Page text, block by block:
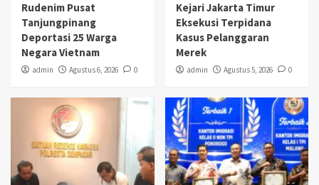
Rudenim Pusat
Tanjungpinang
Deportasi 25 Warga
Negara Vietnam
admin Agustus 6, 2026 0
Kejari Jakarta Timur
Eksekusi Terpidana
Kasus Pelanggaran
Merek
admin Agustus 5, 2026 0